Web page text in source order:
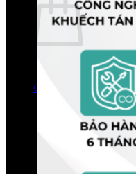
Chưa có
Quay trở lại cửa